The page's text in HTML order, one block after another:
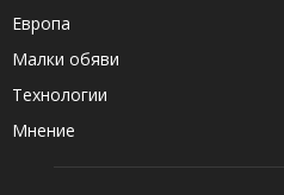
Европа
Малки обяви
Технологии
Мнение